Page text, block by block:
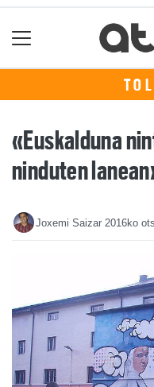
«Euskalduna
ninduten
Joxemi Saizar 2016ko